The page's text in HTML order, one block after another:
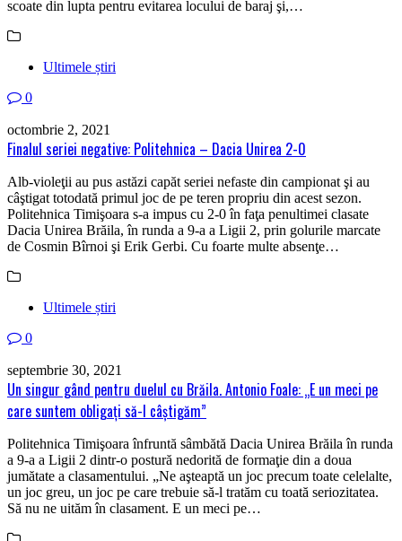
scoate din lupta pentru evitarea locului de baraj şi,…
Ultimele știri
0
octombrie 2, 2021
Finalul seriei negative: Politehnica – Dacia Unirea 2-0
Alb-violeţii au pus astăzi capăt seriei nefaste din campionat şi au
câştigat totodată primul joc de pe teren propriu din acest sezon.
Politehnica Timişoara s-a impus cu 2-0 în faţa penultimei clasate
Dacia Unirea Brăila, în runda a 9-a a Ligii 2, prin golurile marcate
de Cosmin Bîrnoi şi Erik Gerbi. Cu foarte multe absenţe…
Ultimele știri
0
septembrie 30, 2021
Un singur gând pentru duelul cu Brăila. Antonio Foale: „E un meci pe
care suntem obligaţi să-l câştigăm”
Politehnica Timişoara înfruntă sâmbătă Dacia Unirea Brăila în runda
a 9-a a Ligii 2 dintr-o postură nedorită de formaţie din a doua
jumătate a clasamentului. „Ne aşteaptă un joc precum toate celelalte,
un joc greu, un joc pe care trebuie să-l tratăm cu toată seriozitatea.
Să nu ne uităm în clasament. E un meci pe…